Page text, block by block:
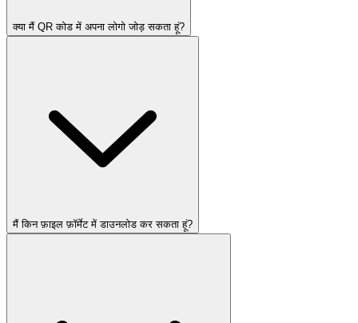
क्या मैं QR कोड में अपना लोगो जोड़ सकता हूं?
मैं किन फ़ाइल फ़ॉर्मेट में डाउनलोड कर सकता हूं?